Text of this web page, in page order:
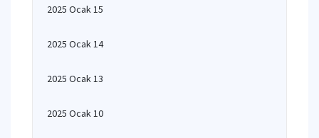
2025 Ocak 15
2025 Ocak 14
2025 Ocak 13
2025 Ocak 10